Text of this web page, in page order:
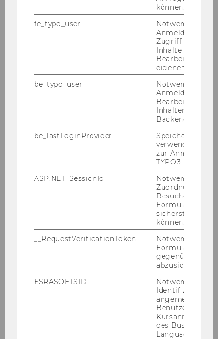
Er­geb­nis­lis­te Mixed Staf­fel
Er­geb­nis­lis­te nach Te­am­al­ter
(Home­page Fir­
können.
fe_typo_user
Notwendig für
Anmeldung und
Zugriff auf
Inhalte oder zur
Bearbeitung des
eigenen Profils.
be_typo_user
Notwendig für
Anmeldung und
Bearbeitung von
Inhalten im
Backend.
be_lastLoginProvider
Speichert die
verwendete
zur Anmeldung
TYPO3-Backend.
ASP.NET_SessionId
Notwendig, um
Zuordnung von
Besucher zu
sicherstellen zu
können.
__RequestVerificationToken
Notwendig, um
gegenüber
abzusichern.
ESRASOFTSID
Notwendig zur
Identifizierung
angemeldeten
Benutzers im
des Business
Language